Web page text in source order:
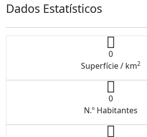
Dados Estatísticos
0
Superfície / km2
0
N.º Habitantes